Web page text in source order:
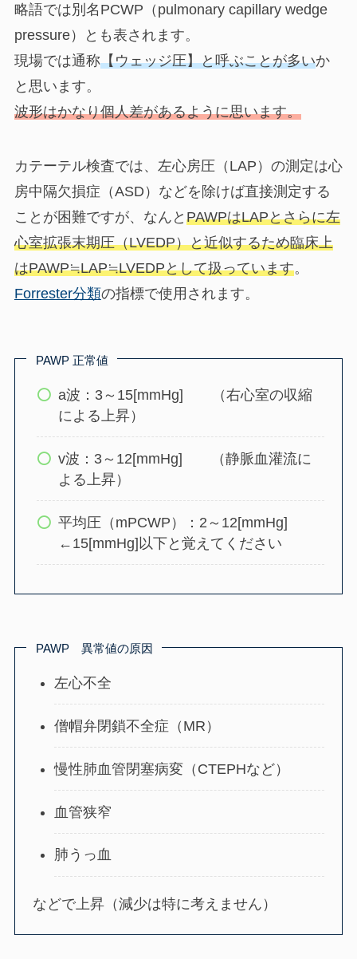
略語では別名PCWP（pulmonary capillary wedge
pressure）とも表されます。
現場では通称【ウェッジ圧】と呼ぶことが多いか
と思います。
波形はかなり個人差があるように思います。
カテーテル検査では、左心房圧（LAP）の測定は心
房中隔欠損症（ASD）などを除けば直接測定する
ことが困難ですが、なんと PAWPはLAPとさらに左
心室拡張末期圧（LVEDP）と近似するため臨床上
はPAWP≒LAP≒LVEDPとして扱っています。
Forrester分類の指標で使用されます。
PAWP 正常値
a波：3～15[mmHg] （右心室の収縮
による上昇）
v波：3～12[mmHg] （静脈血灌流に
よる上昇）
平均圧（mPCWP）：2～12[mmHg]
←15[mmHg]以下と覚えてください
PAWP 異常値の原因
左心不全
僧帽弁閉鎖不全症（MR）
慢性肺血管閉塞病変（CTEPHなど）
血管狭窄
肺うっ血
などで上昇（減少は特に考えません）